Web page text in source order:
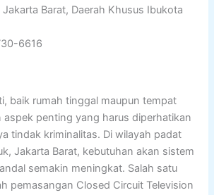
Barat, Daerah Khusus Ibukota
6616
baik rumah tinggal maupun tempat
aspek penting yang harus diperhatikan
tindak kriminalitas. Di wilayah padat
Jakarta Barat, kebutuhan akan sistem
semakin meningkat. Salah satu
pemasangan Closed Circuit Television